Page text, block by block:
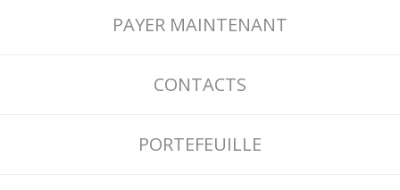
PAYER MAINTENANT
CONTACTS
PORTEFEUILLE